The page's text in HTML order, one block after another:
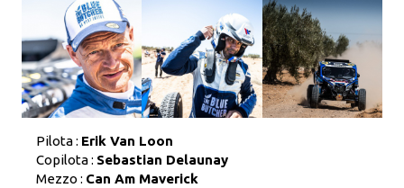
Pilota : Erik Van Loon
Copilota : Sebastian Delaunay
Mezzo : Can Am Maverick